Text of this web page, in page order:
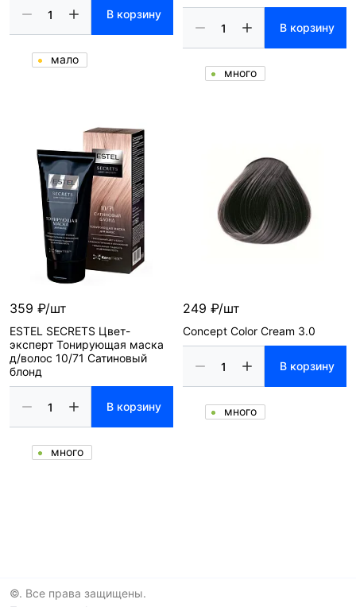
В корзину
мало
В корзину
много
359 ₽/шт
ESTEL SECRETS Цвет-
эксперт Тонирующая маска
д/волос 10/71 Сатиновый
блонд
В корзину
много
249 ₽/шт
Concept Color Cream 3.0
В корзину
много
©. Все права защищены.